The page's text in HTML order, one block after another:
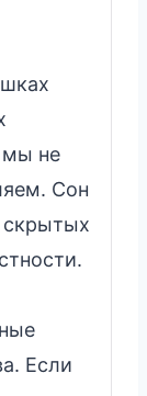
мы не
Сон
скрытых
Если